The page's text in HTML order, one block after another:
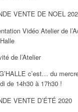
VENTE DE NOEL
Vidéo Atelier de
de l’Atelier
c’est… du
de 14h30 à 17h30 !
VENTE D’ÉTÉ 2020